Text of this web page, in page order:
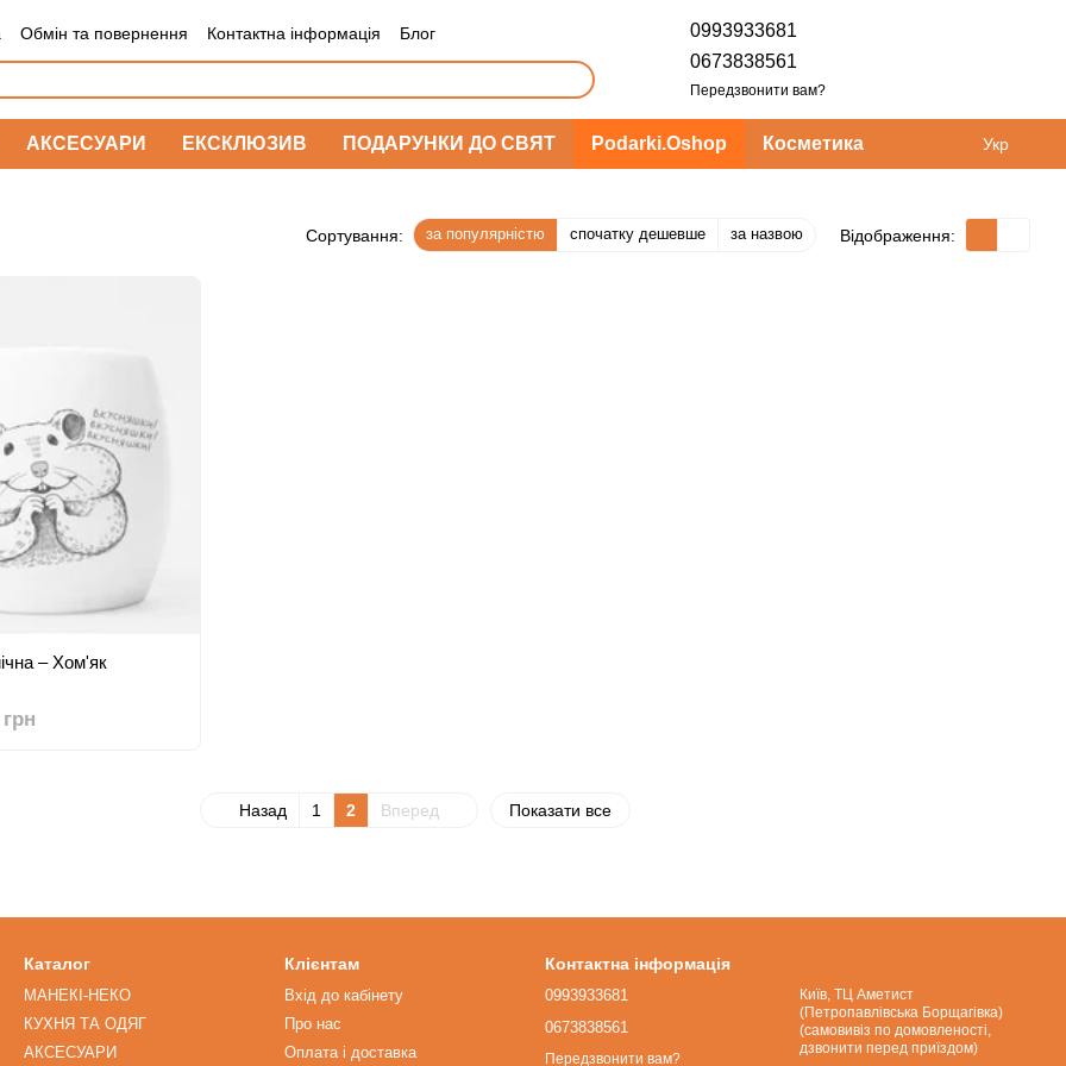
Обмін та повернення Контактна інформація Блог
0993933681
0673838561
Передзвонити вам?
АКСЕСУАРИ ЕКСКЛЮЗИВ ПОДАРУНКИ ДО СВЯТ Podarki.Oshop Косметика Укр
Сортування: за популярністю спочатку дешевше за назвою Відображення:
– Хом'як
Назад 1 2 Вперед Показати все
Каталог
МАНЕКІ-НЕКО
КУХНЯ ТА ОДЯГ
АКСЕСУАРИ
Клієнтам
Вхід до кабінету
Про нас
Оплата і доставка
Контактна інформація
0993933681
0673838561
Передзвонити вам?
Київ, ТЦ Аметист
(Петропавлівська Борщагівка)
(самовивіз по домовленості,
дзвонити перед приїздом)